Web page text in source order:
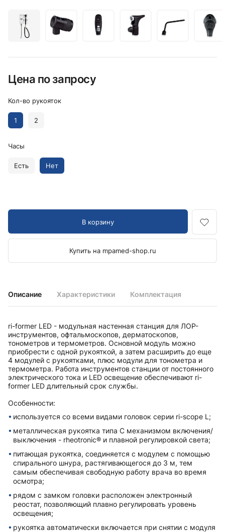
Описание Характеристики Комплектация
ri-former LED - модульная настенная станция для ЛОР-
инструментов, офтальмоскопов, дерматоскопов,
тонометров и термометров. Основной модуль можно
приобрести с одной рукояткой, а затем расширить до еще
4 модулей с рукоятками, плюс модули для тонометра и
термометра. Работа инструментов станции от постоянного
электрического тока и LED освещение обеспечивают ri-
former LED длительный срок службы.
Особенности:
используется со всеми видами головок серии ri-scope L;
металлическая рукоятка типа C механизмом включения/
выключения - rheotronic® и плавной регулировкой света;
питающая рукоятка, соединяется с модулем с помощью
спирального шнура, растягивающегося до 3 м, тем
самым обеспечивая свободную работу врача во время
осмотра;
рядом с замком головки расположен электронный
реостат, позволяющий плавно регулировать уровень
освещения;
рукоятка автоматически включается при снятии с модуля
Цена по запросу
Кол-во рукояток
1 2
Часы
Есть Нет
В корзину
Купить на mpamed-shop.ru